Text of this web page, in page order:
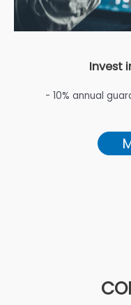
Invest
- 10% annual